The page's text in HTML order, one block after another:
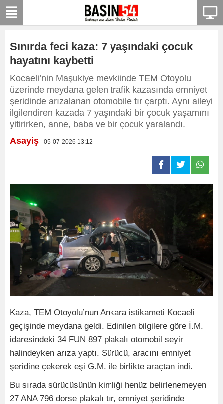
Sınırda feci kaza: 7 yaşındaki çocuk
hayatını kaybetti
Kocaeli’nin Maşukiye mevkiinde TEM Otoyolu
üzerinde meydana gelen trafik kazasında emniyet
şeridinde arızalanan otomobile tır çarptı. Aynı aileyi
ilgilendiren kazada 7 yaşındaki bir çocuk yaşamını
yitirirken, anne, baba ve bir çocuk yaralandı.
Asayiş - 05-07-2026 13:12
Kaza, TEM Otoyolu’nun Ankara istikameti Kocaeli
geçişinde meydana geldi. Edinilen bilgilere göre İ.M.
idaresindeki 34 FUN 897 plakalı otomobil seyir
halindeyken arıza yaptı. Sürücü, aracını emniyet
şeridine çekerek eşi G.M. ile birlikte araçtan indi.
Bu sırada sürücüsünün kimliği henüz belirlenemeyen
27 ANA 796 dorse plakalı tır, emniyet şeridinde